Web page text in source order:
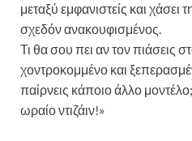
μεταξύ εμφανιστείς και χάσει
σχεδόν ανακουφισμένος.
Τι θα σου πει αν τον πιάσεις
χοντροκομμένο και
παίρνεις κάποιο άλλο
ωραίο ντιζάιν!»